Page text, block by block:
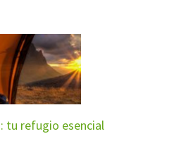
tu refugio esencial